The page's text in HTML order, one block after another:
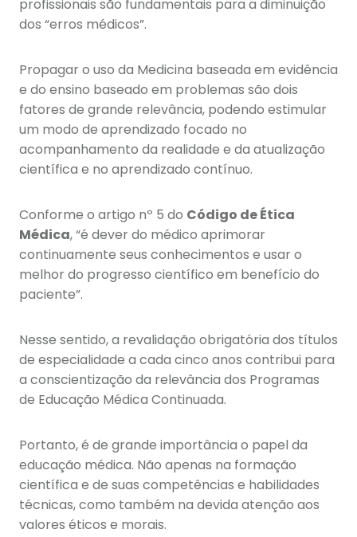
profissionais são fundamentais para a diminuição
dos “erros médicos”.
Propagar o uso da Medicina baseada em evidência
e do ensino baseado em problemas são dois
fatores de grande relevância, podendo estimular
um modo de aprendizado focado no
acompanhamento da realidade e da atualização
científica e no aprendizado contínuo.
Conforme o artigo nº 5 do Código de Ética
Médica, “é dever do médico aprimorar
continuamente seus conhecimentos e usar o
melhor do progresso científico em benefício do
paciente”.
Nesse sentido, a revalidação obrigatória dos títulos
de especialidade a cada cinco anos contribui para
a conscientização da relevância dos Programas
de Educação Médica Continuada.
Portanto, é de grande importância o papel da
educação médica. Não apenas na formação
científica e de suas competências e habilidades
técnicas, como também na devida atenção aos
valores éticos e morais.